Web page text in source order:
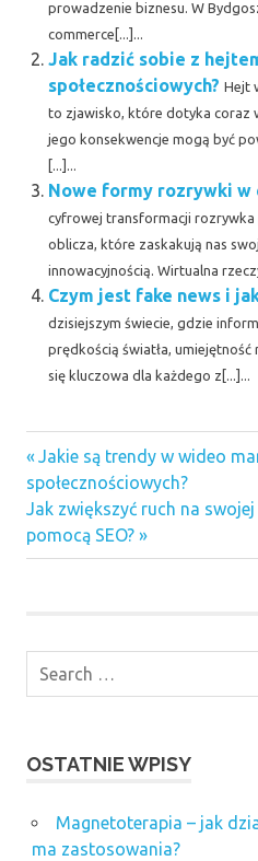
prowadzenie biznesu. W
commerce[...]...
Jak radzić sobie z
społecznościowych? Hejt
to zjawisko, które dotyka coraz
jego konsekwencje mogą być
[...]...
Nowe formy rozrywki w
cyfrowej transformacji rozrywka
oblicza, które zaskakują nas
innowacyjnością. Wirtualna
Czym jest fake news i
dzisiejszym świecie, gdzie
prędkością światła,
się kluczowa dla każdego z[...]...
Nawigacja
wpisu
Previous
Post:
Jakie są trendy w wideo
społecznościowych?
Next
Post:
Jak zwiększyć ruch na
pomocą SEO?
OSTATNIE WPISY
Magnetoterapia – jak
ma zastosowania?